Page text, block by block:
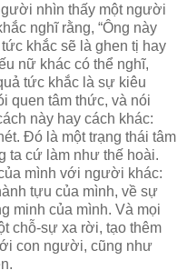
nhìn thấy một người
nghĩ rằng, “Ông này
khắc sẽ là ghen tị hay
nữ khác có thể nghĩ,
tức khắc là sự kiêu
quen tâm thức, và nói
này hay cách khác:
Đó là một trạng thái tâm
ta cứ làm như thế hoài.
mình với người khác:
tựu của mình, về sự
minh của mình. Và mọi
chỗ-sự xa rời, tạo thêm
con người, cũng như